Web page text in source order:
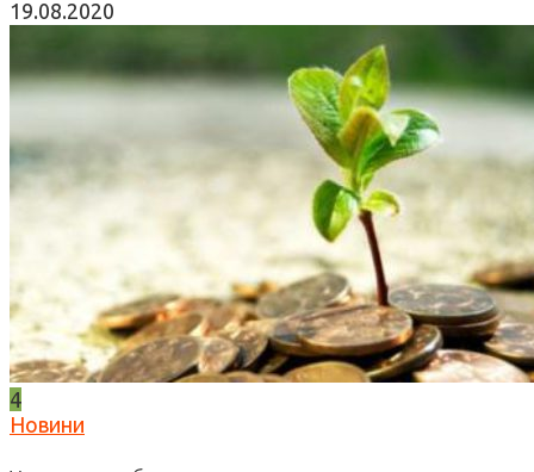
19.08.2020
4
Новини